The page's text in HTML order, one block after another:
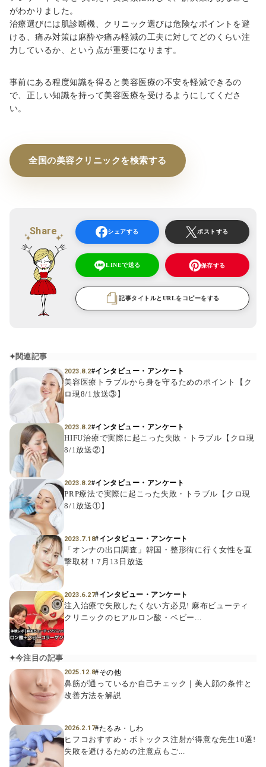
がわかりました。
治療選びには肌診断機、クリニック選びは危険なポイントを避
ける、痛み対策は麻酔や痛み軽減の工夫に対してどのくらい注
力しているか、という点が重要になります。
事前にある程度知識を得ると美容医療の不安を軽減できるの
で、正しい知識を持って美容医療を受けるようにしてくださ
い。
全国の美容クリニックを検索する
Share シェアする ポストする
LINEで送る 保存する
記事タイトルとURLをコピーをする
関連記事
2023.6.27#インタビュー・アンケート
注入治療で失敗したくない方必見! 麻布ビューティ
クリニックのヒアルロン酸・ベビー...
2023.7.18#インタビュー・アンケート
「オンナの出口調査」韓国・整形街に行く女性を直
撃取材！7月13日放送
2023.8.2#インタビュー・アンケート
PRP療法で実際に起こった失敗・トラブル【クロ現
8/1放送①】
2023.8.2#インタビュー・アンケート
HIFU治療で実際に起こった失敗・トラブル【クロ現
8/1放送②】
2023.8.2#インタビュー・アンケート
美容医療トラブルから身を守るためのポイント【ク
ロ現8/1放送③】
今注目の記事
2025.12.8#その他
鼻筋が通っているか自己チェック｜美人顔の条件と
改善方法を解説
2026.2.17#たるみ・しわ
ヒフコおすすめ・ボトックス注射が得意な先生10選!
失敗を避けるための注意点もご...